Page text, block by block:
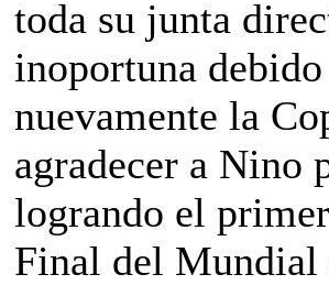
toda su junta
inoportuna
nuevamente la
agradecer a Nino
logrando el
Final del